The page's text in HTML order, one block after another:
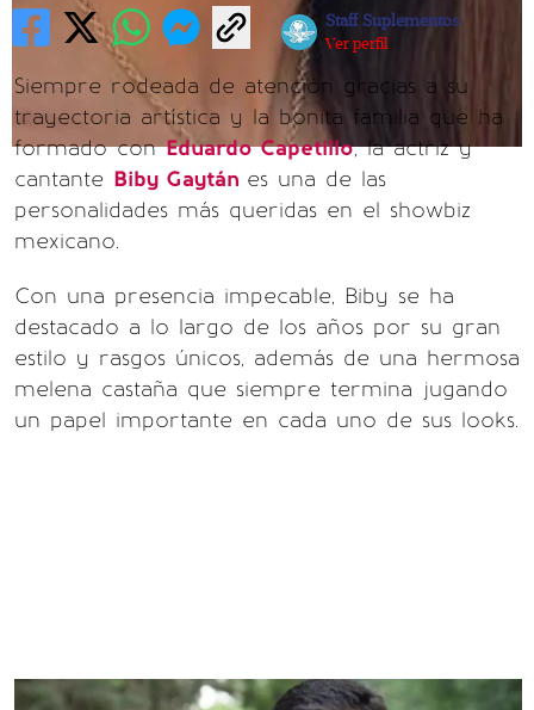
Staff Suplementos
Ver perfil
Siempre rodeada de atención gracias a su
trayectoria artística y la bonita familia que ha
formado conEduardo Capetillo, la actriz y
cantante Biby Gaytán es una de las
personalidades más queridas en el showbiz
mexicano.
Con una presencia impecable, Biby se ha
destacado a lo largo de los años por su gran
estilo y rasgos únicos, además de una hermosa
melena castaña que siempre termina jugando
un papel importante en cada uno de sus looks.